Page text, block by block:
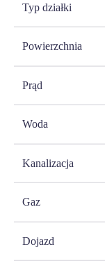
Typ działki
Powierzchnia
Prąd
Woda
Kanalizacja
Gaz
Dojazd